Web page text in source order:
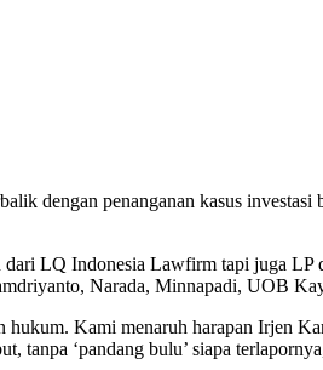
dengan penanganan kasus
LQ Indonesia Lawfirm tapi juga
Narada, Minnapadi, UOB
Kami menaruh harapan Irjen
tanpa ‘pandang bulu’ siapa